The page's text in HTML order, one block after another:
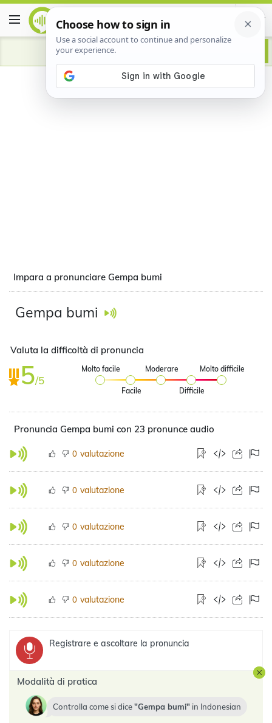
Advertisement
Impara a pronunciare Gempa bumi
Gempa bumi
Valuta la difficoltà di pronuncia
5/5
Molto facile
Facile
Moderare
Difficile
Molto difficile
Pronuncia Gempa bumi con 23 pronunce audio
0 valutazione
0 valutazione
0 valutazione
0 valutazione
0 valutazione
Registrare e ascoltare la pronuncia
Modalità di pratica
Controlla come si dice Gempa bumi in Indonesian